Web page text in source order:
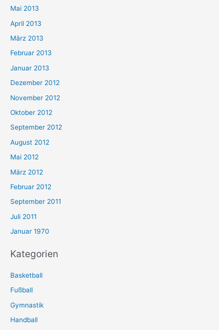
Mai 2013
April 2013
März 2013
Februar 2013
Januar 2013
Dezember 2012
November 2012
Oktober 2012
September 2012
August 2012
Mai 2012
März 2012
Februar 2012
September 2011
Juli 2011
Januar 1970
Kategorien
Basketball
Fußball
Gymnastik
Handball